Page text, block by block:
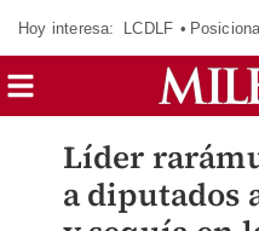
Hoy interesa: LCDLF
Líder
a diputados